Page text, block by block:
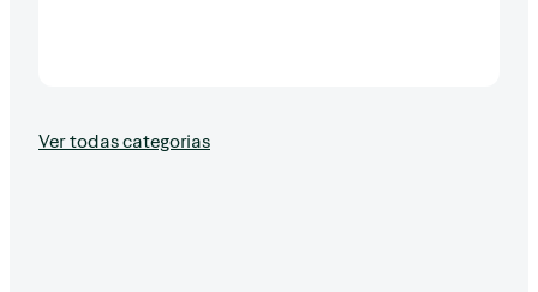
Ver todas categorias